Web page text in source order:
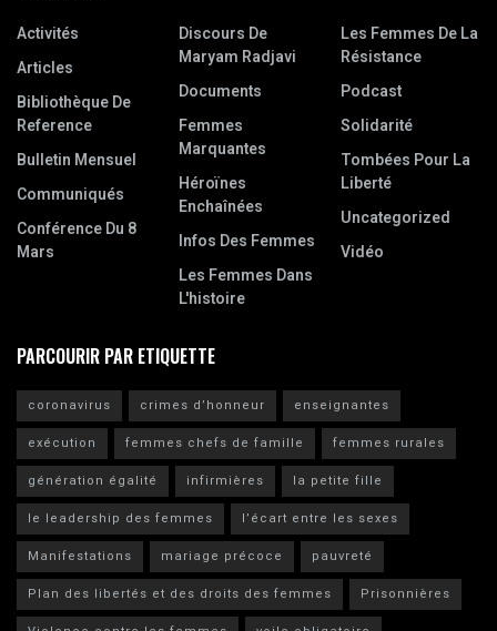
Activités
Articles
Bibliothèque De
Reference
Bulletin Mensuel
Communiqués
Conférence Du 8
Mars
Discours De
Maryam Radjavi
Documents
Femmes
Marquantes
Héroïnes
Enchaînées
Infos Des Femmes
Les Femmes Dans
L'histoire
Les Femmes De La
Résistance
Podcast
Solidarité
Tombées Pour La
Liberté
Uncategorized
Vidéo
PARCOURIR PAR ETIQUETTE
coronavirus crimes d’honneur
enseignantes
exécution
femmes chefs de famille
femmes rurales
génération égalité
infirmières
la petite fille
le leadership des femmes
l’écart entre les sexes
Manifestations
mariage précoce
pauvreté
Plan des libertés et des droits des femmes
Prisonnières